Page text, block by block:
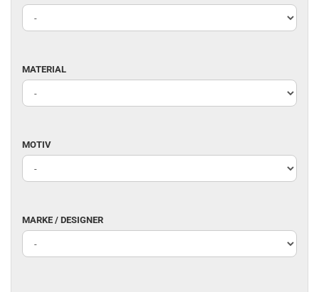
MATERIAL
MATERIAL
MOTIV
MOTIV
MARKE
/
DESIGNER
MARKE / DESIGNER